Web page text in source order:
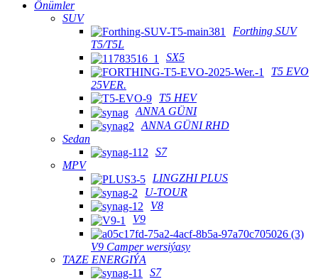
Önümler
SUV
Forthing SUV
T5/T5L
SX5
T5 EVO
25VER.
T5 HEV
ANNA GÜNI
ANNA GÜNI RHD
Sedan
S7
MPV
LINGZHI PLUS
U-TOUR
V8
V9
V9 Camper wersiýasy
TAZE ENERGIÝA
S7